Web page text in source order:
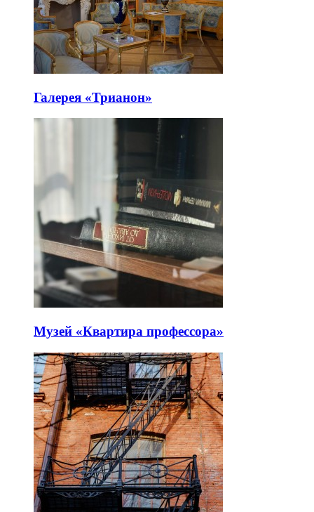
Галерея «Трианон»
Музей «Квартира профессора»